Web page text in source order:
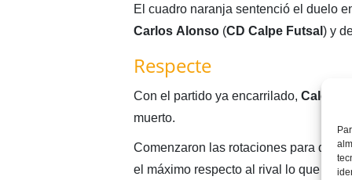
El cuadro naranja sentenció el duelo
Carlos Alonso(CD Calpe Futsal ) y
Respecte
Con el partido ya encarrilado, Calduch
muerto.
Comenzaron las rotaciones para dar
el máximo respecto al rival lo que